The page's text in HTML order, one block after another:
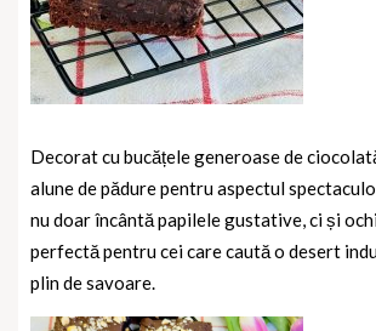
Decorat cu bucățele generoase de
alune de pădure pentru aspectul
nu doar încântă papilele gustative, ci și
perfectă pentru cei care caută o desert
plin de savoare.